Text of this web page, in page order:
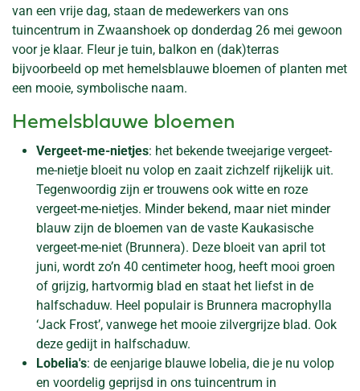
van een vrije dag, staan de medewerkers van ons
tuincentrum in Zwaanshoek op donderdag 26 mei gewoon
voor je klaar. Fleur je tuin, balkon en (dak)terras
bijvoorbeeld op met hemelsblauwe bloemen of planten met
een mooie, symbolische naam.
Hemelsblauwe bloemen
Vergeet-me-nietjes: het bekende tweejarige vergeet-
me-nietje bloeit nu volop en zaait zichzelf rijkelijk uit.
Tegenwoordig zijn er trouwens ook witte en roze
vergeet-me-nietjes. Minder bekend, maar niet minder
blauw zijn de bloemen van de vaste Kaukasische
vergeet-me-niet (Brunnera). Deze bloeit van april tot
juni, wordt zo’n 40 centimeter hoog, heeft mooi groen
of grijzig, hartvormig blad en staat het liefst in de
halfschaduw. Heel populair is Brunnera macrophylla
‘Jack Frost’, vanwege het mooie zilvergrijze blad. Ook
deze gedijt in halfschaduw.
Lobelia's: de eenjarige blauwe lobelia, die je nu volop
en voordelig geprijsd in ons tuincentrum in